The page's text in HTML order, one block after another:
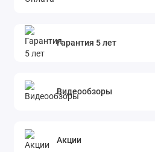
Гарантия 5 лет
Видеообзоры
Акции